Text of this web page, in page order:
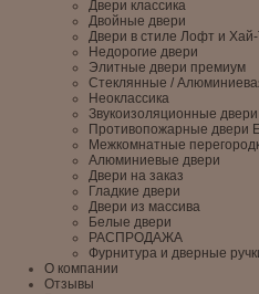
Двери классика
Двойные двери
Двери в стиле Лофт и Хай-
Недорогие двери
Элитные двери премиум
Стеклянные /
Неоклассика
Звукоизоляционные двери
Противопожарные двери
Межкомнатные
Алюминиевые двери
Двери на заказ
Гладкие двери
Двери из массива
Белые двери
РАСПРОДАЖА
Фурнитура и дверные
О компании
Отзывы